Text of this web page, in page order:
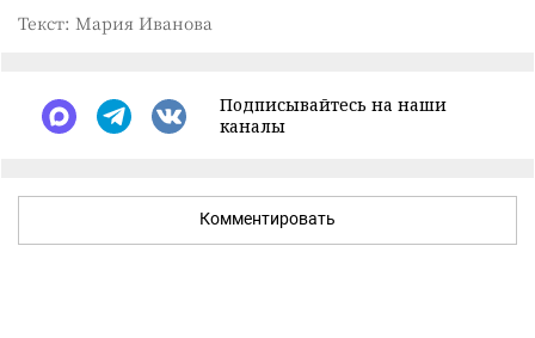
Текст: Мария Иванова
Подписывайтесь на наши
каналы
Комментировать